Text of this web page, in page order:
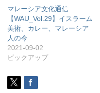
マレーシア文化通信
【WAU_Vol.29】イスラーム
美術、カレー、マレーシア
人の今
2021-09-02
ピックアップ